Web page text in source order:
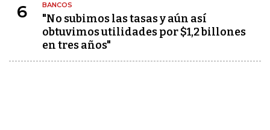
6 BANCOS
"No subimos las tasas y aún así
obtuvimos utilidades por $1,2 billones
en tres años"